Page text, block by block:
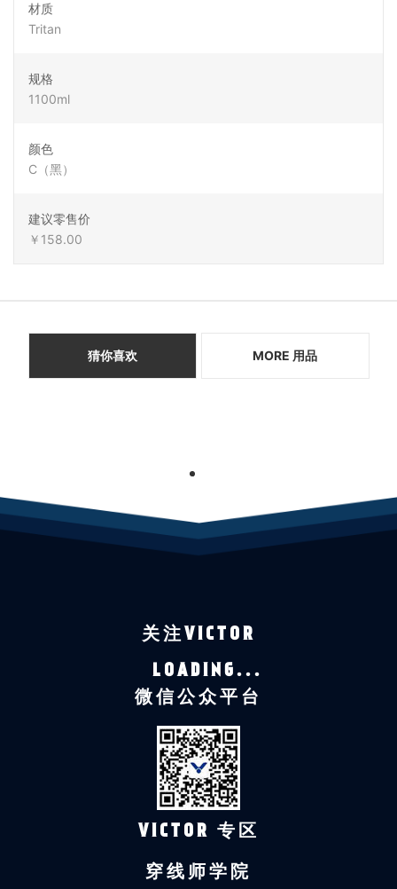
材质
Tritan
规格
1100ml
颜色
C（黑）
建议零售价
￥158.00
猜你喜欢 MORE 用品
1
关注VICTOR
LOADING...
微信公众平台
VICTOR 专区
穿线师学院